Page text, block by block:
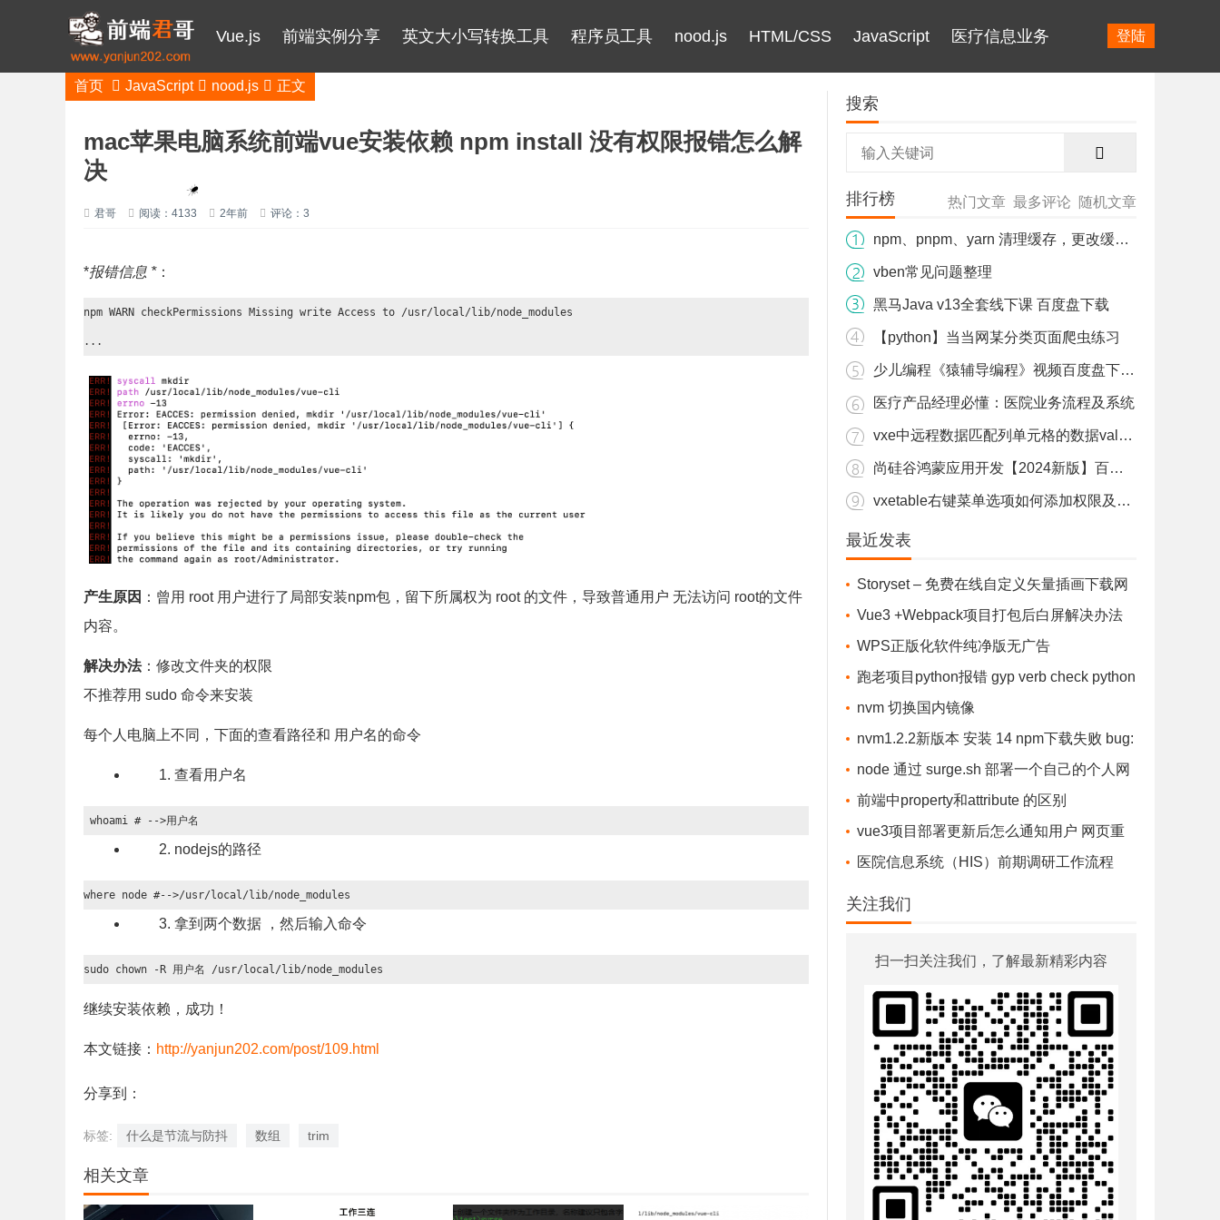
Vue.js 前端实例分享 英文大小写转换工具 程序员工具 nood.js HTML/CSS JavaScript 医疗信息业务 登陆
首页 JavaScript nood.js 正文
mac苹果电脑系统前端vue安装依赖 npm install 没有权限报错怎么解
决
君哥 阅读：4133 2年前 评论：3
*报错信息 *：
npm WARN checkPermissions Missing write Access to /usr/local/lib/node_modules
...
产生原因 ：曾用 root 用户进行了局部安装npm包，留下所属权为 root 的文件，导致普通用户 无法访问 root的文件
内容。
解决办法：修改文件夹的权限
不推荐用 sudo 命令来安装
每个人电脑上不同，下面的查看路径和 用户名的命令
查看用户名
whoami # -->用户名
nodejs的路径
where node #-->/usr/local/lib/node_modules
拿到两个数据 ，然后输入命令
sudo chown -R 用户名 /usr/local/lib/node_modules
继续安装依赖，成功！
本文链接： http://yanjun202.com/post/109.html
分享到：
标签: 什么是节流与防抖 数组 trim
相关文章
搜索
排行榜 热门文章 最多评论 随机文章
npm、pnpm、yarn 清理缓存，更改缓存目录 解决占用C盘内存爆红。
vben常见问题整理
黑马Java v13全套线下课 百度盘下载
【python】当当网某分类页面爬虫练习
少儿编程《猿辅导编程》视频百度盘下载 L1+L2
医疗产品经理必懂：医院业务流程及系统
vxe中远程数据匹配列单元格的数据value显示label值
尚硅谷鸿蒙应用开发【2024新版】百度盘下载
vxetable右键菜单选项如何添加权限及根据表格行的数据渲染
跑老项目python报错 gyp verb check python checking for Python executable "python2" in the PATH gyp
苹果电脑怎么下载nvm？Mac使用brew安装node版本管理器nvm
WPS正版化软件纯净版无广告
nvm 切换国内镜像
最近发表
Storyset – 免费在线自定义矢量插画下载网
站Vue3 +Webpack项目打包后白屏解决办法
（针对Vue3&Vue-cli 4.0及以上)
WPS正版化软件纯净版无广告
跑老项目python报错 gyp verb check python
checking for Python executable "python2" in t
he PATH gyp
nvm 切换国内镜像
nvm1.2.2新版本 安装 14 npm下载失败 bug:
error installing....The system cannot find the fi
le specified.
node 通过 surge.sh 部署一个自己的个人网
站/文件存储站 - 完全免费
前端中property和attribute 的区别
vue3项目部署更新后怎么通知用户 网页重
新部署，通知用户-最佳实践
医院信息系统（HIS）前期调研工作流程
关注我们
扫一扫关注我们，了解最新精彩内容